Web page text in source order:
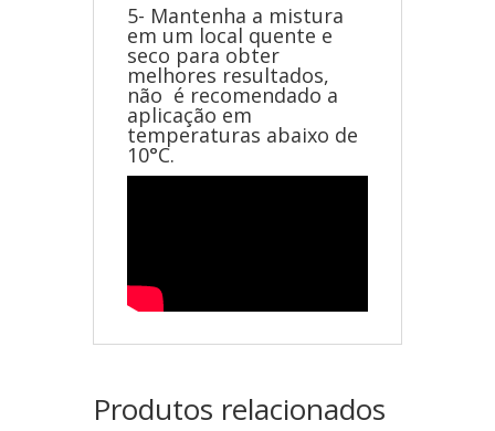
5- Mantenha a mistura
em um local quente e
seco para obter
melhores resultados,
não é recomendado a
aplicação em
temperaturas abaixo de
10°C.
Produtos relacionados